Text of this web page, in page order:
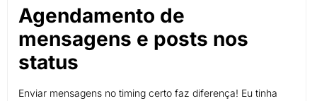
Agendamento de
mensagens e posts nos
status
Enviar mensagens no timing certo faz diferença! Eu tinha